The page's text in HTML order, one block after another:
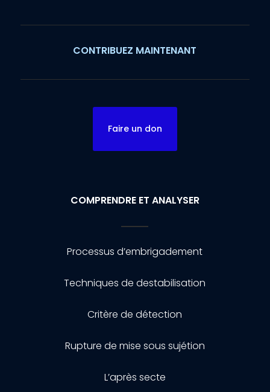
CONTRIBUEZ MAINTENANT
Faire un don
COMPRENDRE ET ANALYSER
Processus d’embrigadement
Techniques de destabilisation
Critère de détection
Rupture de mise sous sujétion
L’après secte